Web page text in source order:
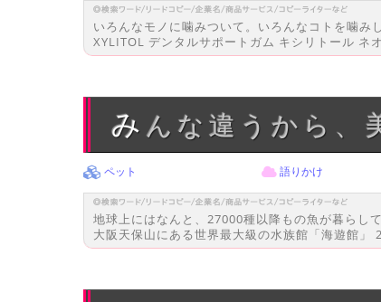
いろんなモノに噛みついて。いろんなコトを噛み
XYLITOL デンタルサポートガム キシリトール ネ
みんな違うから、
ペット 語りかけ
地球上にはなんと、27000種以降もの魚が暮らし
大阪天保山にある世界最大級の水族館「海遊館」